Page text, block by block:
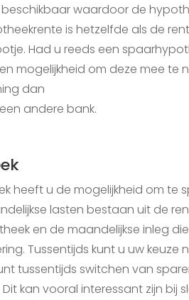
waardoor de
is hetzelfde als de
Had u reeds een
mogelijkheid om deze mee te
dan
andere bank.
heeft u de mogelijkheid om te
lasten bestaan uit de
en de maandelijkse inleg
Tussentijds kunt u uw keuze
tussentijds switchen van
kan vooral interessant zijn bij